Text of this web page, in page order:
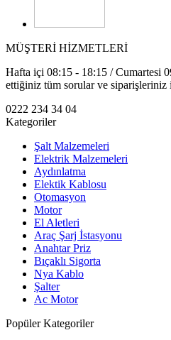
MÜŞTERİ HİZMETLERİ
Hafta içi 08:15 - 18:15 / Cumartesi
ettiğiniz tüm sorular ve siparişleriniz
0222 234 34 04
Kategoriler
Şalt Malzemeleri
Elektrik Malzemeleri
Aydınlatma
Elektik Kablosu
Otomasyon
Motor
El Aletleri
Araç Şarj İstasyonu
Anahtar Priz
Bıçaklı Sigorta
Nya Kablo
Şalter
Ac Motor
Popüler Kategoriler